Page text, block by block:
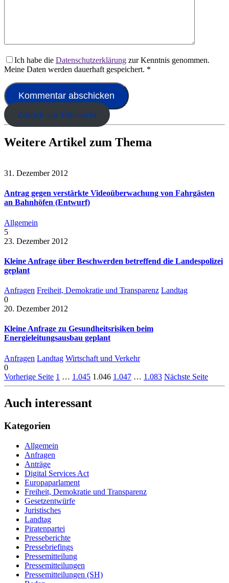
Ich habe die Datenschutzerklärung zur Kenntnis genommen.
Meine Daten werden dauerhaft gespeichert. *
Zurück zur Übersicht
Weitere Artikel zum Thema
31. Dezember 2012
Antrag gegen verstärkte Videoüberwachung von Fahrgästen
an Bahnhöfen (Entwurf)
Allgemein
5
23. Dezember 2012
Kleine Anfrage über Beschwerden betreffend die Landespolizei
geplant
Anfragen Freiheit, Demokratie und Transparenz Landtag
0
20. Dezember 2012
Kleine Anfrage zu Gesundheitsrisiken beim
Energieleitungsausbau geplant
Anfragen Landtag Wirtschaft und Verkehr
0
Vorherige Seite 1 … 1.045 1.046 1.047 … 1.083 Nächste Seite
Auch interessant
Kategorien
Allgemein
Anfragen
Anträge
Digital Services Act
Europaparlament
Freiheit, Demokratie und Transparenz
Gesetzentwürfe
Juristisches
Landtag
Piratenpartei
Presseberichte
Pressebriefings
Pressemitteilung
Pressemitteilungen
Pressemitteilungen (SH)